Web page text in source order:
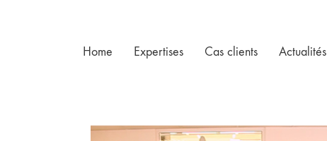
Home Expertises Cas clients Actualités